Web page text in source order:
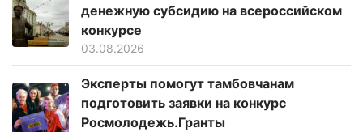
денежную субсидию на всероссийском
конкурсе
03.08.2026
Эксперты помогут тамбовчанам
подготовить заявки на конкурс
Росмолодежь.Гранты